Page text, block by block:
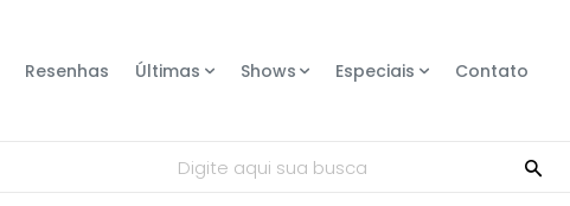
Resenhas Últimas Shows Especiais Contato
Digite aqui sua busca